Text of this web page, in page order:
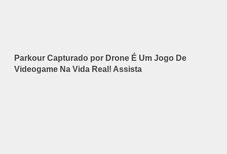
Parkour Capturado por Drone É Um Jogo De
Videogame Na Vida Real! Assista